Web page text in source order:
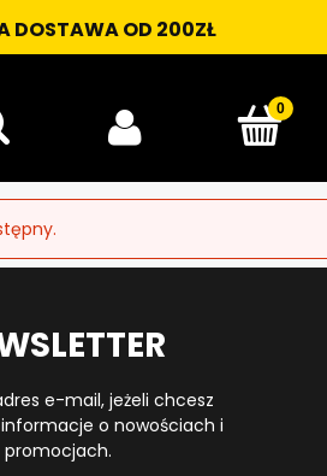
DOSTAWA OD 200ZŁ
e-mail, jeżeli chcesz
o nowościach i
promocjach.